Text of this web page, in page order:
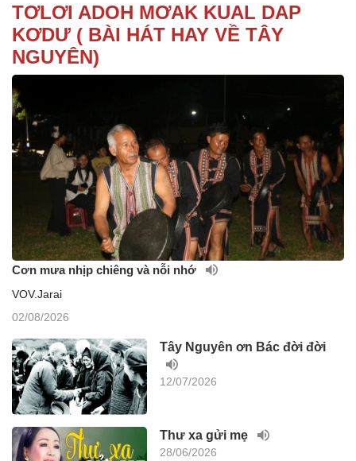
TƠLƠI ADOH MƠAK KUAL DAP
KƠDƯ ( BÀI HÁT HAY VỀ TÂY
NGUYÊN)
Cơn mưa nhịp chiêng và nỗi nhớ
VOV.Jarai
02/08/2026
Tây Nguyên ơn Bác đời đời
12/07/2026
Thư xa gửi mẹ
28/06/2026